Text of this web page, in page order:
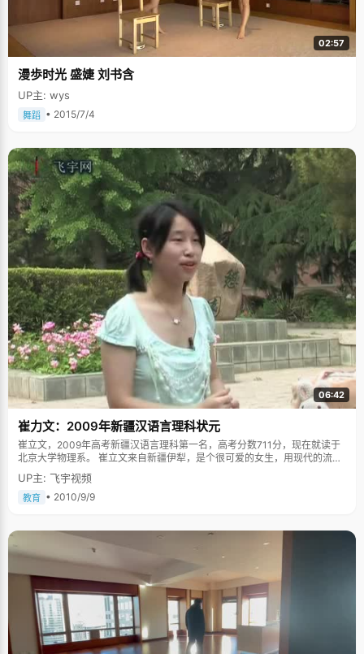
02:57
漫歩时光 盛婕 刘书含
UP主: wys
舞蹈 • 2015/7/4
06:42
崔力文：2009年新疆汉语言理科状元
崔立文，2009年高考新疆汉语言理科第一名，高考分数711分，现在就读于
北京大学物理系。 崔立文来自新疆伊犁，是个很可爱的女生，用现代的流行
语就是"卡哇伊内"。她个子不高，瘦瘦小小，扎着两个小辫子，穿着淑女长
裙，黄色帆布鞋，手里的手袋上挂着可爱的毛线小兔子头配饰。如果不清楚
的，会以为眼前站着的还是个刚上初中的女孩子。因为崔立文实在太显小
很好，是塞外江南。河水很清，树木很绿，景色很美，瓜果很多，是一个值
得去旅游的地方"，崔立文兴奋的讲着，我们的记者不得不含眼带嫉妒的打断
她，"停，咱们先说说这个状元吧。""哦"，崔立文吐了下舌头，言归正传。
妈妈管教很严厉 崔立文老家在四川，两岁的时候跟着当兵的爸爸到了新疆，
随着部队的迁移辗转很多地方，无数次转学。崔立文的妈妈是小学老师，对
于崔立文管教得比较严，上学之前，就教崔立文背唐诗，一幅画一首诗。崔
立文记性很好，尽管不认识字，但是只要看到画，就能很快的将这首歌背出
来。"我记得那时候大概能背一百多首诗呢"，崔立文回忆说。 崔立文小时候
很贪玩，为了早点出去玩就草草完成作业。妈妈检查作业的时候，就规定，
UP主: 飞宇视频
教育 • 2010/9/9